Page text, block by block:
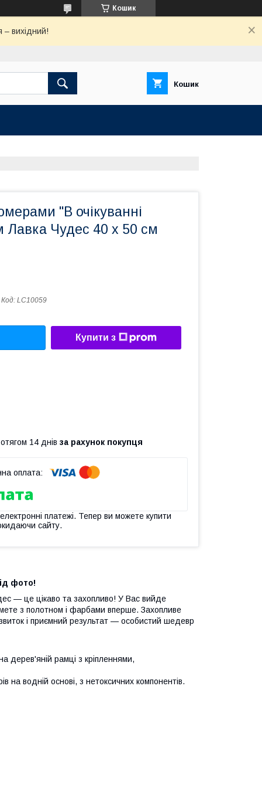
Кошик
вихідний!
Кошик
"В очікуванні
Лавка Чудес 40 x 50 см
Код: LC10059
Купити з
14 днів за рахунок покупця
платежі. Тепер ви можете купити
сайту.
фото!
— це цікаво та захопливо! У Вас вийде
з полотном і фарбами вперше. Захопливе
і приємний результат — особистий шедевр
дерев'яній рамці з кріпленнями,
на водній основі, з нетоксичних компонентів.